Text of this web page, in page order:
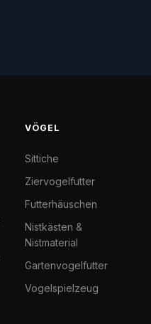
VÖGEL
Sittiche
Ziervogelfutter
Futterhäuschen
Nistkästen &
Nistmaterial
Gartenvogelfutter
Vogelspielzeug